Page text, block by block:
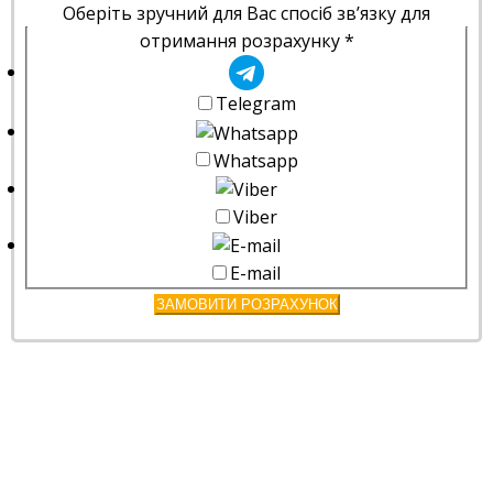
Оберіть зручний для Вас спосіб зв’язку для
отримання розрахунку*
Telegram
Whatsapp
Viber
E-mail
ЗАМОВИТИ РОЗРАХУНОК